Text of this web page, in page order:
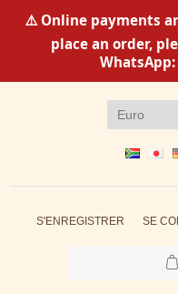
⚠️ Online payments
place an order,
WhatsApp:
S'ENREGISTRER SE